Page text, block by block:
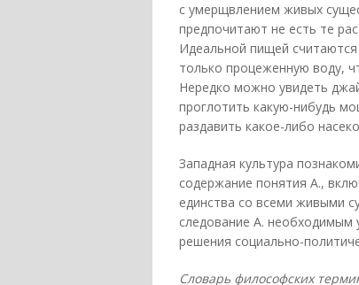
с умерщвлением живых
предпочитают не есть те
Идеальной пищей
только процеженную воду,
Нередко можно увидеть
проглотить какую-нибудь
раздавить какое-либо
Западная культура
содержание понятия А.,
единства со всеми живыми
следование А. необходимым
решения социально-
Словарь философских